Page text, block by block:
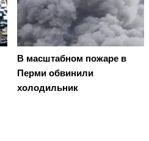
В масштабном пожаре в
Перми обвинили
холодильник